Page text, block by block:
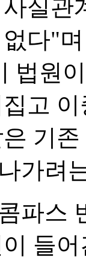
실관
다"
법원
고
기
가려
파스
들